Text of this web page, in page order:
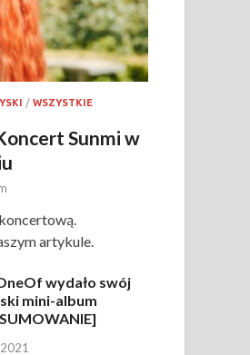
/WSZYSTKIE
Sunmi w
artykule.
wydało swój
mini-album